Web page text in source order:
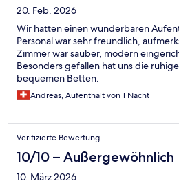
20. Feb. 2026
Wir hatten einen wunderbaren
Personal war sehr freundlich,
Zimmer war sauber, modern
Besonders gefallen hat uns die
bequemen Betten.
Andreas, Aufenthalt von 1 Nacht
Verifizierte Bewertung
10/10 – Außergewöhnlich
10. März 2026